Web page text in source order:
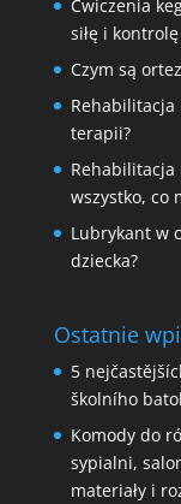
Ćwiczenia
siłę i kontrolę
Czym są
Rehabilitacja
terapii?
wszystko, co
Lubrykant w
dziecka?
Ostatnie
5
školního
Komody do
sypialni,
materiały i